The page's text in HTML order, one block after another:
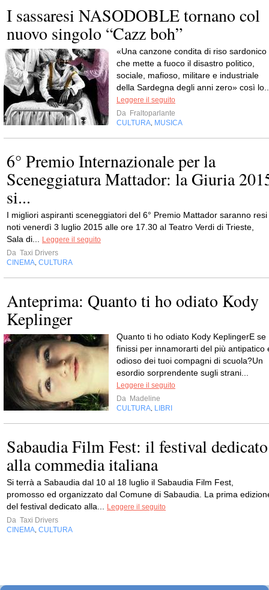
I sassaresi NASODOBLE tornano col
nuovo singolo “Cazz boh”
«Una canzone condita di riso sardonico
che mette a fuoco il disastro politico,
sociale, mafioso, militare e industriale
della Sardegna degli anni zero» così
Leggere il seguito
Da Fraltoparlante
CULTURA MUSICA
6° Premio Internazionale per la
Sceneggiatura Mattador: la Giuria
si...
I migliori aspiranti sceneggiatori del 6° Premio Mattador saranno resi
noti venerdì 3 luglio 2015 alle ore 17.30 al Teatro Verdi di Trieste,
Sala di...
Leggere il seguito
Da Taxi Drivers
CINEMA CULTURA
Anteprima: Quanto ti ho odiato Kody
Keplinger
Quanto ti ho odiato Kody KeplingerE se
finissi per innamorarti del più antipatico
odioso dei tuoi compagni di scuola?Un
esordio sorprendente sugli strani...
Leggere il seguito
Da Madeline
CULTURA LIBRI
Sabaudia Film Fest: il festival dedicato
alla commedia italiana
Si terrà a Sabaudia dal 10 al 18 luglio il Sabaudia Film Fest,
promosso ed organizzato dal Comune di Sabaudia. La prima
del festival dedicato alla...
Leggere il seguito
Da Taxi Drivers
CINEMA CULTURA